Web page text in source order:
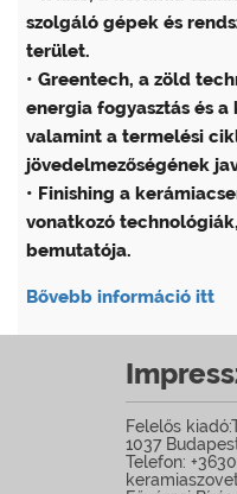
szolgáló gépek és
terület.
• Greentech, a zöld
energia fogyasztás és
valamint a termelési
jövedelmezőségének
• Finishing a
vonatkozó
bemutatója.
Bővebb információ itt
Felelős
1037
Telefon: